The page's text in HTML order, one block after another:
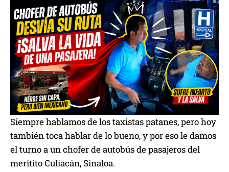
Siempre hablamos de los taxistas patanes, pero hoy
también toca hablar de lo bueno, y por eso le damos
el turno a un chofer de autobús de pasajeros del
meritito Culiacán, Sinaloa.